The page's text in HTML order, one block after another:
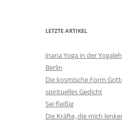
LETZTE ARTIKEL
Jnana Yoga in der
Berlin
Die kosmische Form
spirituelles Gedicht
Sei fleißig
Die Kräfte, die mich